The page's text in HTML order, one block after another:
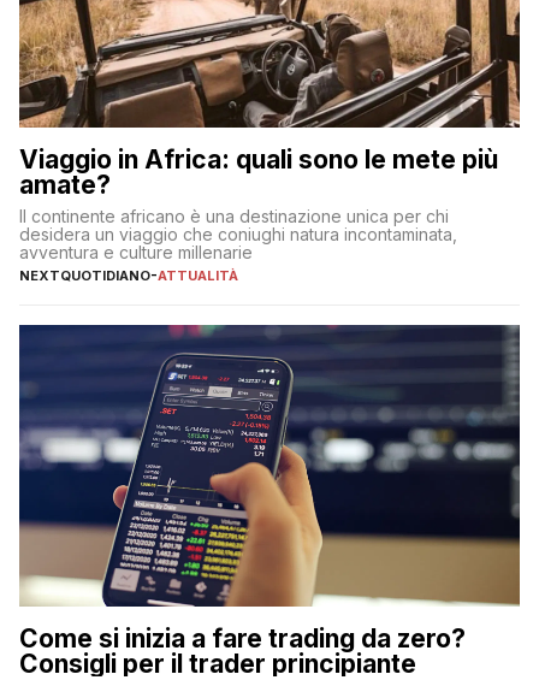
Viaggio in Africa: quali sono le mete più
amate?
Il continente africano è una destinazione unica per chi
desidera un viaggio che coniughi natura incontaminata,
avventura e culture millenarie
NEXTQUOTIDIANO-ATTUALITÀ
Come si inizia a fare trading da zero?
Consigli per il trader principiante